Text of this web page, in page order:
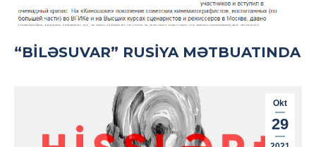
“BILƏSUVAR” RUSIYA MƏTBUATINDA
Okt
29